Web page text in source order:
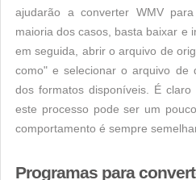
ajudarão a converter WMV
maioria dos casos, basta baixar e
em seguida, abrir o arquivo de
como" e selecionar o arquivo de
dos formatos disponíveis. É claro
este processo pode ser um
comportamento é sempre
Programas para